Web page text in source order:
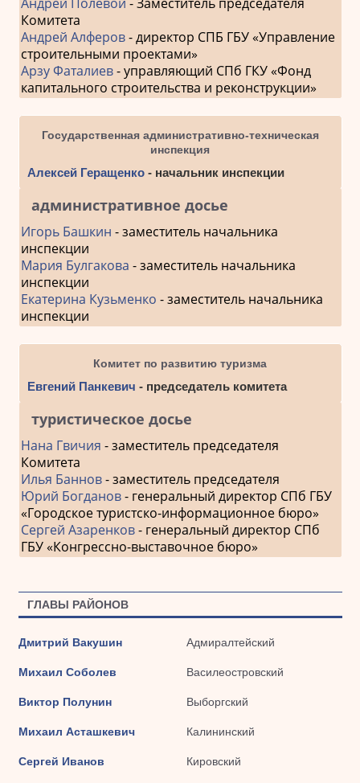
Комитета
Андрей Алферов- директор СПБ ГБУ «Управление
строительными проектами»
Арзу Фаталиев- управляющий СПб ГКУ «Фонд
капитального строительства и реконструкции»
Государственная административно-техническая
инспекция
Алексей Геращенко- начальник инспекции
административное досье
Игорь Башкин - заместитель начальника
инспекции
Мария Булгакова - заместитель начальника
инспекции
Екатерина Кузьменко - заместитель начальника
инспекции
Комитет по развитию туризма
Евгений Панкевич - председатель комитета
туристическое досье
Нана Гвичия - заместитель председателя
Комитета
Илья Баннов- заместитель председателя
Юрий Богданов- генеральный директор СПб ГБУ
«Городское туристско-информационное бюро»
Сергей Азаренков- генеральный директор СПб
ГБУ «Конгрессно-выставочное бюро»
ГЛАВЫ РАЙОНОВ
Дмитрий Вакушин Адмиралтейский
Михаил Соболев Василеостровский
Виктор Полунин Выборгский
Михаил Асташкевич Калининский
Сергей Иванов Кировский